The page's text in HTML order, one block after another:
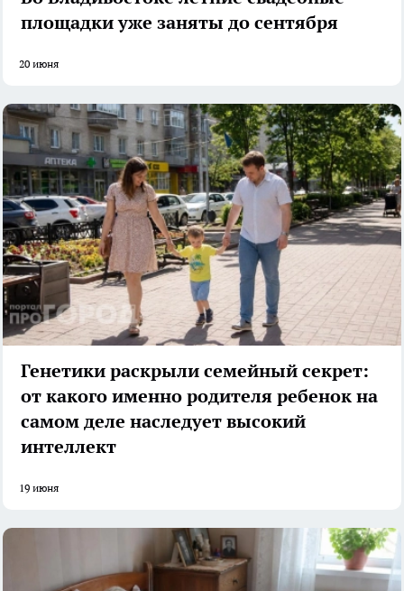
площадки уже заняты до сентября
20 июня
Генетики раскрыли семейный секрет:
от какого именно родителя ребенок на
самом деле наследует высокий
интеллект
19 июня